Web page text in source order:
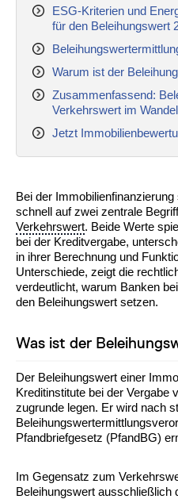
ESG-Kriterien und
für den Beleihungswert
Warum ist der
Zusammenfassend:
Verkehrswert im
Jetzt
Bei der
schnell auf zwei zentrale
Verkehrswert. Beide Werte
bei der Kreditvergabe,
in ihrer Berechnung und
Unterschiede, zeigt die
verdeutlicht, warum Banken
den Beleihungswert setzen.
Was ist der
Der Beleihungswert einer
Kreditinstitute bei der Vergabe
zugrunde legen. Er wird nach
Pfandbriefgesetz (PfandBG)
Im Gegensatz zum
Beleihungswert ausschließlich